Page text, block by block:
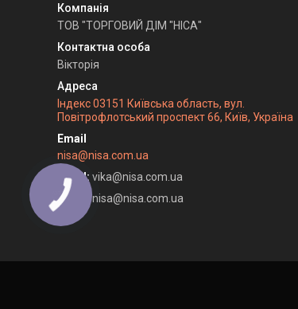
ТОВ "ТОРГОВИЙ ДІМ "НІСА"
Вікторія
Індекс 03151 Київська область, вул.
Повітрофлотський проспект 66, Київ, Україна
nisa@nisa.com.ua
Email vika@nisa.com.ua
Email
nisa@nisa.com.ua